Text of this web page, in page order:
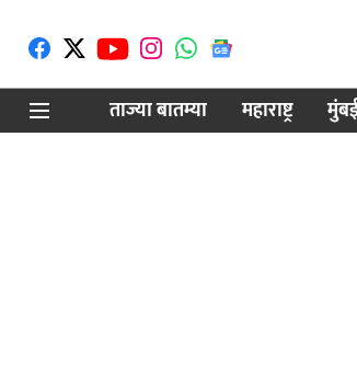
ताज्या बातम्या
महाराष्ट्र